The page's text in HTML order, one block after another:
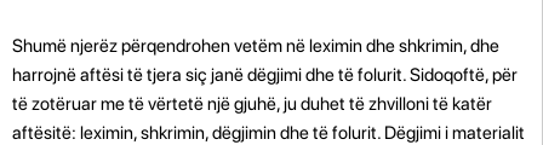
Shumë njerëz përqendrohen vetëm në leximin dhe shkrimin, dhe
harrojnë aftësi të tjera siç janë dëgjimi dhe të folurit. Sidoqoftë, për
të zotëruar me të vërtetë një gjuhë, ju duhet të zhvilloni të katër
aftësitë: leximin, shkrimin, dëgjimin dhe të folurit. Dëgjimi i materialit